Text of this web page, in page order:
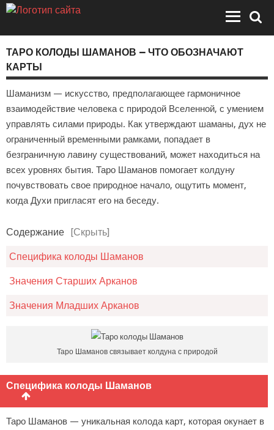
ТАРО КОЛОДЫ ШАМАНОВ ‭— ЧТО ОБОЗНАЧАЮТ
КАРТЫ
Шаманизм — искусство, предполагающее гармоничное
взаимодействие человека с природой Вселенной, с умением
управлять силами природы. Как утверждают шаманы, дух не
ограниченный временными рамками, попадает в
безграничную лавину существований, может находиться на
всех уровнях бытия. Таро Шаманов помогает колдуну
почувствовать свое природное начало, ощутить момент,
когда Духи пригласят его на беседу.
Содержание [Скрыть]
Специфика колоды Шаманов
Значения Старших Арканов
Значения Младших Арканов
Таро Шаманов связывает колдуна с природой
Специфика колоды Шаманов
Таро Шаманов — уникальная колода карт, которая окунает в